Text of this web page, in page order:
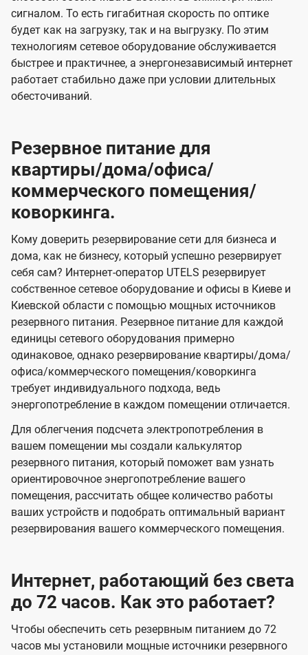
сигналом. То есть гигабитная скорость по оптике
будет как на загрузку, так и на выгрузку. По этим
технологиям сетевое оборудование обслуживается
быстрее и практичнее, а энергонезависимый интернет
работает стабильно даже при условии длительных
обесточиваний.
Резервное питание для
квартиры/дома/офиса/
коммерческого помещения/
коворкинга.
Кому доверить резервирование сети для бизнеса и
дома, как не бизнесу, который успешно резервирует
себя сам? Интернет-оператор UTELS резервирует
собственное сетевое оборудование и офисы в Киеве и
Киевской области с помощью мощных источников
резервного питания. Резервное питание для каждой
единицы сетевого оборудования примерно
одинаковое, однако резервирование квартиры/дома/
офиса/коммерческого помещения/коворкинга
требует индивидуального подхода, ведь
энергопотребление в каждом помещении отличается.
Для облегчения подсчета электропотребления в
вашем помещении мы создали калькулятор
резервного питания, который поможет вам узнать
ориентировочное энергопотребление вашего
помещения, рассчитать общее количество работы
ваших устройств и подобрать оптимальный вариант
резервирования вашего коммерческого помещения.
Интернет, работающий без света
до 72 часов. Как это работает?
Чтобы обеспечить сеть резервным питанием до 72
часов мы установили мощные источники резервного